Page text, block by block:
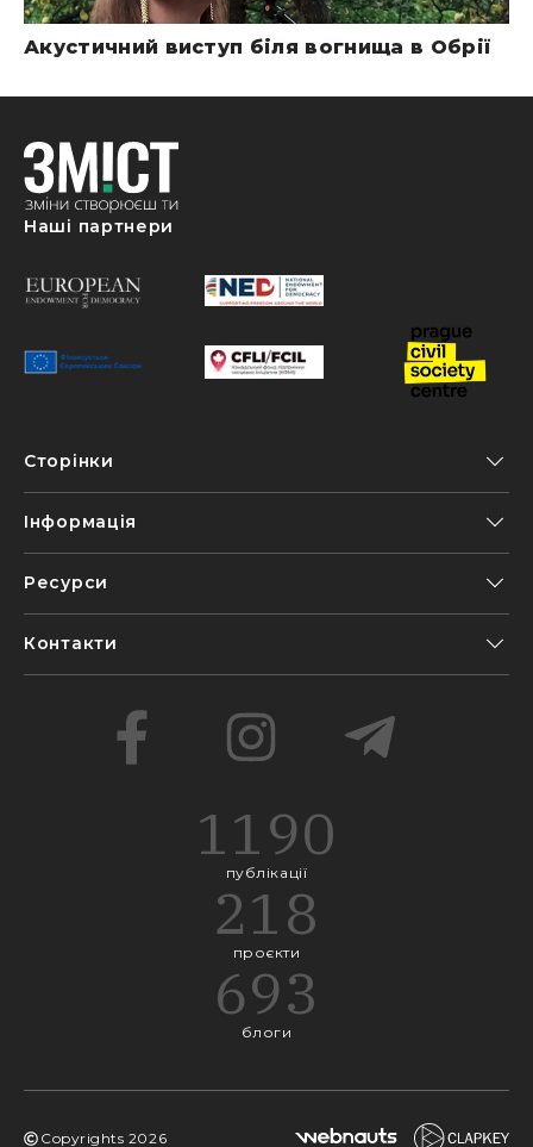
Акустичний виступ біля вогнища в Обрії
Наші партнери
Сторінки
Інформація
Ресурси
Контакти
1190
публікації
218
проєкти
693
блоги
Copyrights 2026